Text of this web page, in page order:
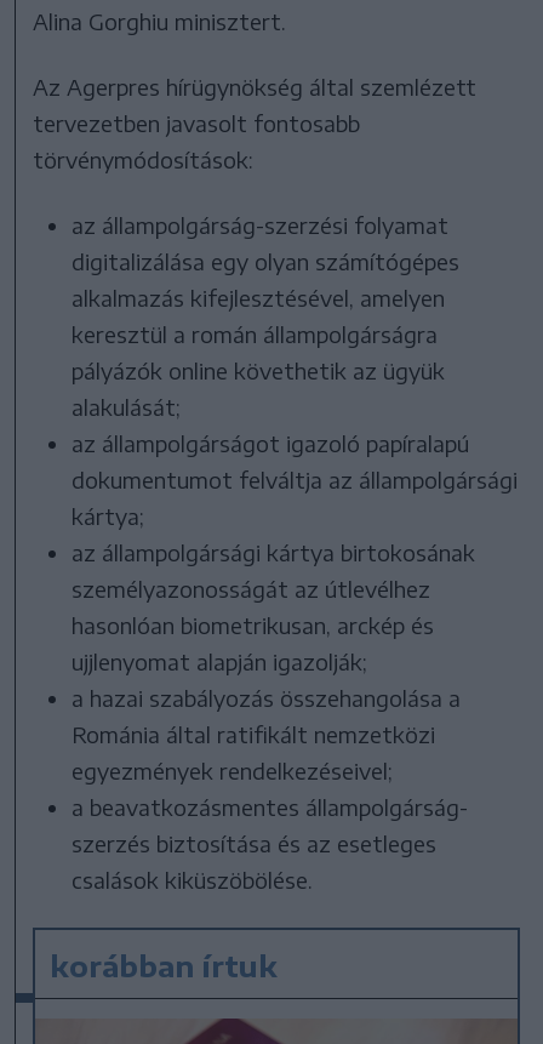
Alina Gorghiu minisztert.
Az Agerpres hírügynökség által szemlézett
tervezetben javasolt fontosabb
törvénymódosítások:
az állampolgárság-szerzési folyamat
digitalizálása egy olyan számítógépes
alkalmazás kifejlesztésével, amelyen
keresztül a román állampolgárságra
pályázók online követhetik az ügyük
alakulását;
az állampolgárságot igazoló papíralapú
dokumentumot felváltja az állampolgársági
kártya;
az állampolgársági kártya birtokosának
személyazonosságát az útlevélhez
hasonlóan biometrikusan, arckép és
ujjlenyomat alapján igazolják;
a hazai szabályozás összehangolása a
Románia által ratifikált nemzetközi
egyezmények rendelkezéseivel;
a beavatkozásmentes állampolgárság-
szerzés biztosítása és az esetleges
csalások kiküszöbölése.
korábban írtuk